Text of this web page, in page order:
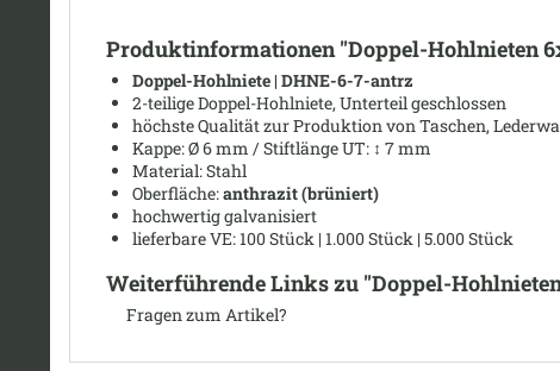
Produktinformationen "Doppel-Hohlnieten
Doppel-Hohlniete | DHNE-6-7-antrz
2-teilige Doppel-Hohlniete, Unterteil geschlossen
höchste Qualität zur Produktion von Taschen,
Kappe: Ø6 mm / Stiftlänge UT: ↕ 7mm
Material: Stahl
Oberfläche:anthrazit (brüniert)
hochwertig galvanisiert
lieferbare VE: 100 Stück | 1.000 Stück | 5.000 Stück
Weiterführende Links zu "Doppel-
Fragen zum Artikel?